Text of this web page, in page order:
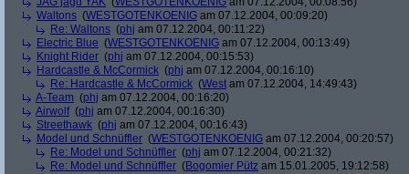
Waltons (WESTGOTENKOENIG am 07.12.2004, 00:09:20)
Re: Waltons (phj am 07.12.2004, 00:11:22)
Electric Blue (WESTGOTENKOENIG am 07.12.2004, 00:13:49)
Knight Rider (phj am 07.12.2004, 00:15:53)
Hardcastle & McCormick (phj am 07.12.2004, 00:16:10)
Re: Hardcastle & McCormick (West am 07.12.2004, 14:49:43)
A-Team (phj am 07.12.2004, 00:16:20)
Airwolf(phj am 07.12.2004, 00:16:30)
Streethawk (phj am 07.12.2004, 00:16:43)
Model und Schnüffler (WESTGOTENKOENIG am 07.12.2004, 00:20:57)
Re: Model und Schnüffler (phj am 07.12.2004, 00:21:32)
Re: Model und Schnüffler (Bogomier Pütz am 15.01.2005, 19:12:58)